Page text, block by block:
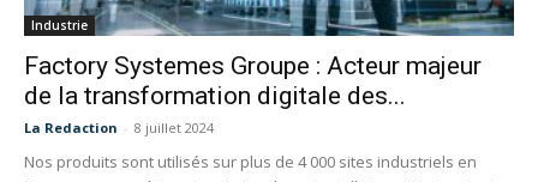
Industrie
Factory Systemes Groupe : Acteur majeur
de la transformation digitale des...
La Redaction - 8 juillet 2024
Nos produits sont utilisés sur plus de 4 000 sites industriels en